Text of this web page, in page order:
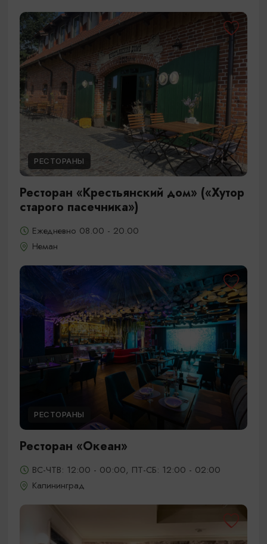
РЕСТОРАНЫ
Ресторан «Крестьянский дом» («Хутор
старого пасечника»)
Ежедневно 08.00 - 20.00
Неман
РЕСТОРАНЫ
Ресторан «Океан»
ВС-ЧТВ: 12:00 - 00:00, ПТ-СБ: 12:00 - 02:00
Калининград